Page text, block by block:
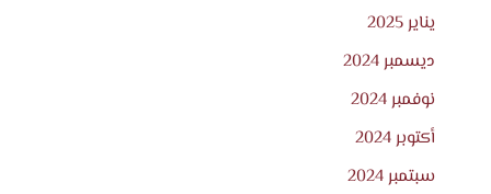
يناير 2025
ديسمبر 2024
نوفمبر 2024
أكتوبر 2024
سبتمبر 2024